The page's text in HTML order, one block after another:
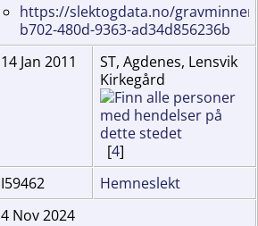
https://slektogdata.no/
b702-480d-9363-ad34d856236b
14 Jan 2011
ST, Agdenes, Lensvik
Kirkegård
[4]
I59462 Hemneslekt
4 Nov 2024